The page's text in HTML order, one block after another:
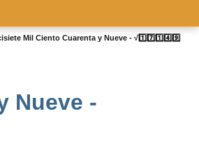
Mil Ciento Cuarenta y Nueve - √1️⃣7️⃣1️⃣4️⃣9️⃣
Nueve -